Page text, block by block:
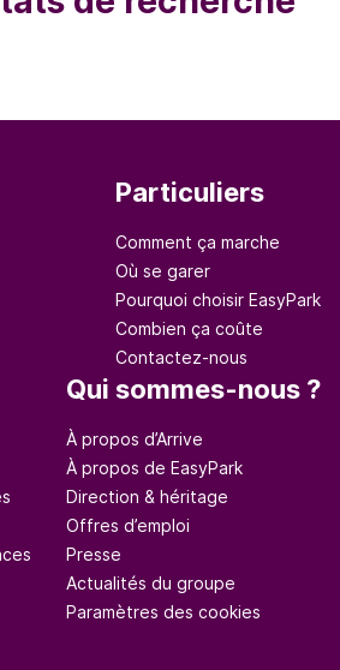
Particuliers
Comment ça marche
Où se garer
Pourquoi choisir EasyPark
Combien ça coûte
Contactez-nous
Qui sommes-nous ?
À propos d’Arrive
À propos de EasyPark
Direction & héritage
Offres d’emploi
Presse
Actualités du groupe
Paramètres des cookies